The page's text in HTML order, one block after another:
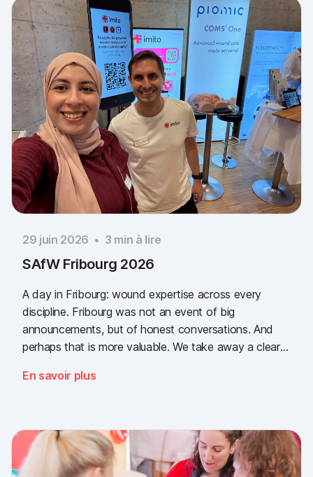
29 juin 2026 • 3 min à lire
SAfW Fribourg 2026
A day in Fribourg: wound expertise across every
discipline. Fribourg was not an event of big
announcements, but of honest conversations. And
perhaps that is more valuable. We take away a clear
documentation is there, across every sector. Thank
En savoir plus